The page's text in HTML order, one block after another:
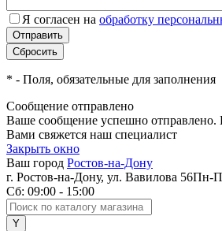
Я согласен на обработку
* - Поля, обязательные для заполнения
Сообщение отправлено
Ваше сообщение успешно
Вами свяжется наш специалист
Закрыть окно
Ваш город Ростов-на-Дону
г. Ростов-на-Дону, ул. Вавилова 56Пн-
Сб: 09:00 - 15:00